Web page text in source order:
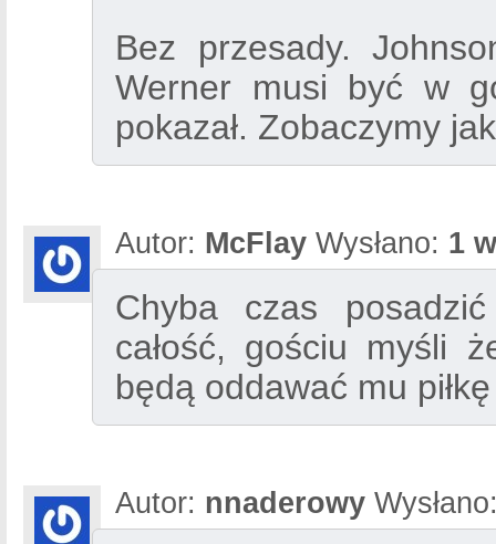
Bez przesady.
Werner musi być w
pokazał. Zobaczymy
Autor: McFlay Wysłano: 1
Chyba czas
całość, gościu myśli
będą oddawać mu piłkę
Autor: nnaderowy